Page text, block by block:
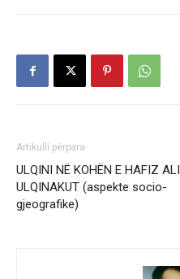
Artikulli përpara
ULQINI NË KOHËN E HAFIZ ALI
ULQINAKUT (aspekte socio-
gjeografike)